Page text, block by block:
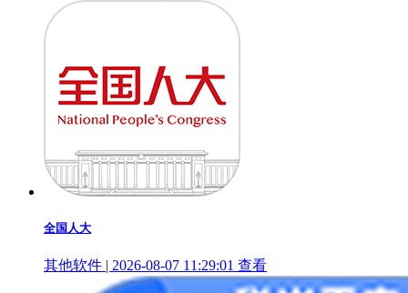
全国人大
其他软件 | 2026-08-07 11:29:01 查看